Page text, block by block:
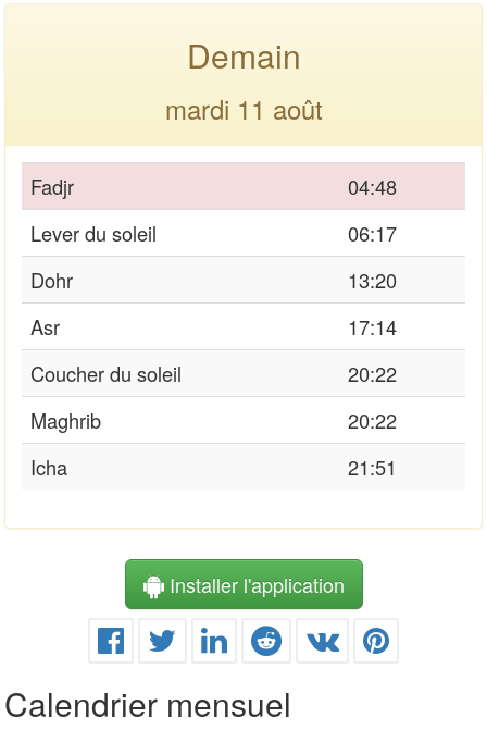
Demain
mardi 11 août
Fadjr
04:48
Lever du soleil
06:17
Dohr
13:20
Asr
17:14
Coucher du soleil
20:22
Maghrib
20:22
Icha
21:51
Installer l'application
Calendrier mensuel